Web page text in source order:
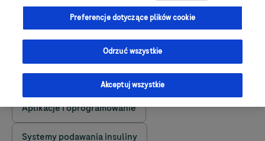
Ciągły monitoring glikemii Glukometry
Nakłuwacze
Aplikacje i oprogramowanie
Systemy podawania insuliny
Preferencje dotyczące plików cookie
Odrzuć wszystkie
Akceptuj wszystkie